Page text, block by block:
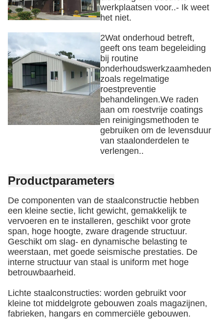
werkplaatsen voor..- Ik weet
het niet.
2Wat onderhoud betreft,
geeft ons team begeleiding
bij routine
onderhoudswerkzaamheden
zoals regelmatige
roestpreventie
behandelingen.We raden
aan om roestvrije coatings
en reinigingsmethoden te
gebruiken om de levensduur
van staalonderdelen te
verlengen..
Productparameters
De componenten van de staalconstructie hebben
een kleine sectie, licht gewicht, gemakkelijk te
vervoeren en te installeren, geschikt voor grote
span, hoge hoogte, zware dragende structuur.
Geschikt om slag- en dynamische belasting te
weerstaan, met goede seismische prestaties. De
interne structuur van staal is uniform met hoge
betrouwbaarheid.
Lichte staalconstructies: worden gebruikt voor
kleine tot middelgrote gebouwen zoals magazijnen,
fabrieken, hangars en commerciële gebouwen.